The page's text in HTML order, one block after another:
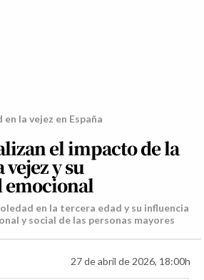
la vejez en España
el impacto de la
vejez y su
en la tercera edad y su influencia
y social de las personas mayores
27 de abril de 2026, 18:00h